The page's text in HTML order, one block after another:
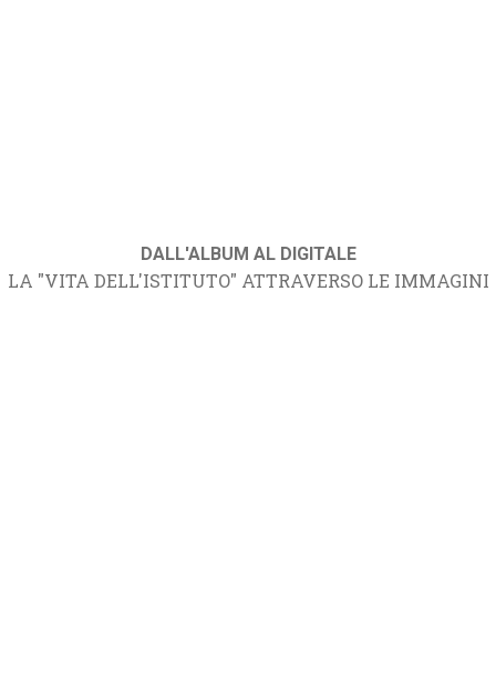
DALL'ALBUM AL DIGITALE
LA "VITA DELL'ISTITUTO" ATTRAVERSO LE IMMAGINI